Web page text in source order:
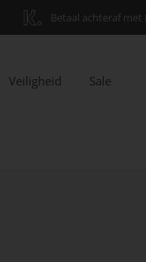
Betaal achteraf met
Veiligheid Sale